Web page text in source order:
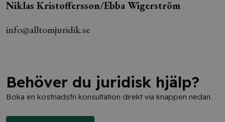
Niklas Kristoffersson/Ebba Wigerström
info@alltomjuridik.se
Behöver du juridisk hjälp?
Boka en kostnadsfri konsultation direkt via knappen nedan.